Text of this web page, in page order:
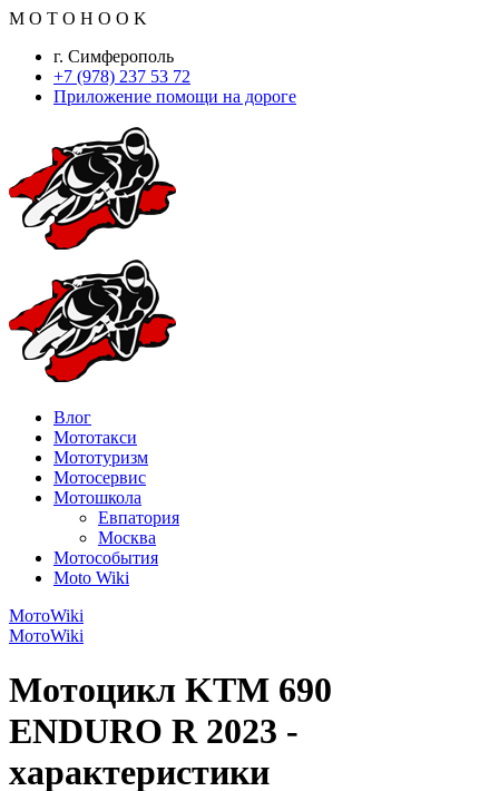
M O T O H O O K
г. Симферополь
+7 (978) 237 53 72
Приложение помощи на дороге
Влог
Мототакси
Мототуризм
Мотосервис
Мотошкола
Евпатория
Москва
Мотособытия
Moto Wiki
МотоWiki
МотоWiki
Мотоцикл KTM 690
ENDURO R 2023 -
характеристики